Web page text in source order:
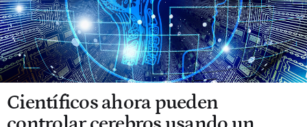
Científicos ahora pueden